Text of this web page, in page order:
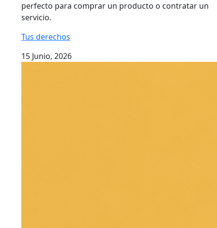
perfecto para comprar un producto o contratar un
servicio.
Tus derechos
15 Junio, 2026